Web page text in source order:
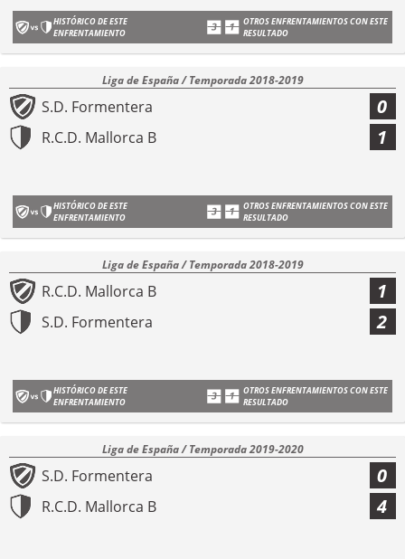
HISTÓRICO DE ESTE
ENFRENTAMIENTO
OTROS ENFRENTAMIENTOS CON ESTE
RESULTADO
Liga de España / Temporada 2018-2019
S.D. Formentera 0
R.C.D. Mallorca B 1
HISTÓRICO DE ESTE
ENFRENTAMIENTO
OTROS ENFRENTAMIENTOS CON ESTE
RESULTADO
Liga de España / Temporada 2018-2019
R.C.D. Mallorca B 1
S.D. Formentera 2
HISTÓRICO DE ESTE
ENFRENTAMIENTO
OTROS ENFRENTAMIENTOS CON ESTE
RESULTADO
Liga de España / Temporada 2019-2020
S.D. Formentera 0
R.C.D. Mallorca B 4